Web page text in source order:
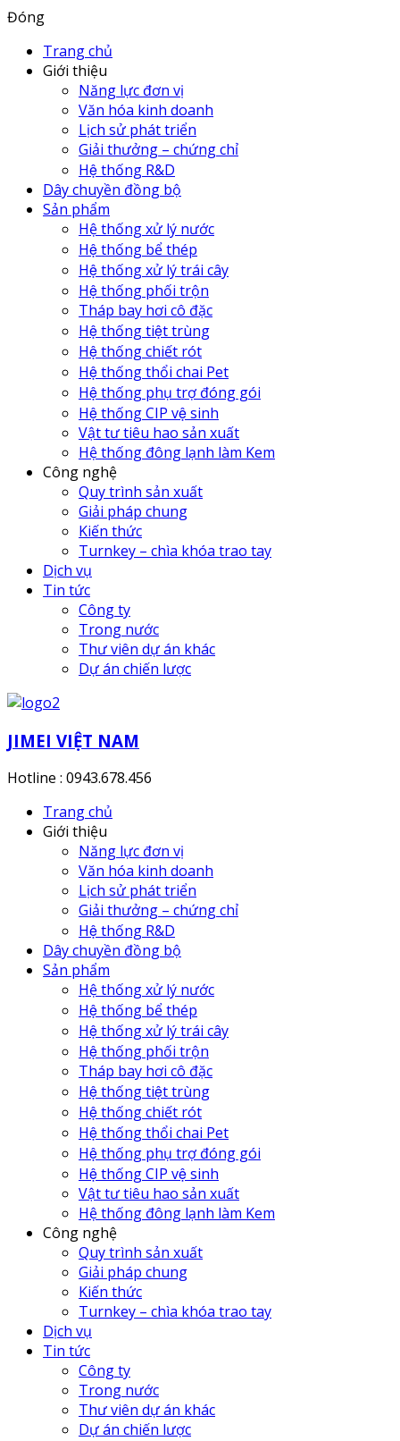
Đóng
Trang chủ
Giới thiệu
Năng lực đơn vị
Văn hóa kinh doanh
Lịch sử phát triển
Giải thưởng – chứng chỉ
Hệ thống R&D
Dây chuyền đồng bộ
Sản phẩm
Hệ thống xử lý nước
Hệ thống bể thép
Hệ thống xử lý trái cây
Hệ thống phối trộn
Tháp bay hơi cô đặc
Hệ thống tiệt trùng
Hệ thống chiết rót
Hệ thống thổi chai Pet
Hệ thống phụ trợ đóng gói
Hệ thống CIP vệ sinh
Vật tư tiêu hao sản xuất
Hệ thống đông lạnh làm Kem
Công nghệ
Quy trình sản xuất
Giải pháp chung
Kiến thức
Turnkey – chìa khóa trao tay
Dịch vụ
Tin tức
Công ty
Trong nước
Thư viên dự án khác
Dự án chiến lược
JIMEI VIỆT NAM
Hotline : 0943.678.456
Trang chủ
Giới thiệu
Năng lực đơn vị
Văn hóa kinh doanh
Lịch sử phát triển
Giải thưởng – chứng chỉ
Hệ thống R&D
Dây chuyền đồng bộ
Sản phẩm
Hệ thống xử lý nước
Hệ thống bể thép
Hệ thống xử lý trái cây
Hệ thống phối trộn
Tháp bay hơi cô đặc
Hệ thống tiệt trùng
Hệ thống chiết rót
Hệ thống thổi chai Pet
Hệ thống phụ trợ đóng gói
Hệ thống CIP vệ sinh
Vật tư tiêu hao sản xuất
Hệ thống đông lạnh làm Kem
Công nghệ
Quy trình sản xuất
Giải pháp chung
Kiến thức
Turnkey – chìa khóa trao tay
Dịch vụ
Tin tức
Công ty
Trong nước
Thư viên dự án khác
Dự án chiến lược